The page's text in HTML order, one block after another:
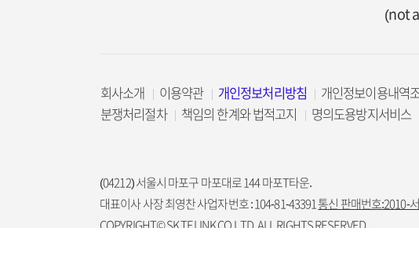
(not
회사소개 이용약관 개인정보처리방침 개인정보이용내역
분쟁처리절차
책임의 한계와 법적고지 명의도용방지서비스
(04212) 서울시 마포구 마포대로 144 마포T타운.
대표이사 사장 최영찬 사업자번호 : 104-81-43391 통신 판매번호:2010-
COPYRIGHT© SK TELINK CO.LTD. ALL RIGHTS RESERVED.